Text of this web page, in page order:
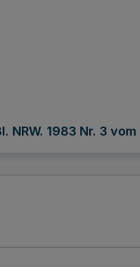
NRW. 1983 Nr. 3 vom